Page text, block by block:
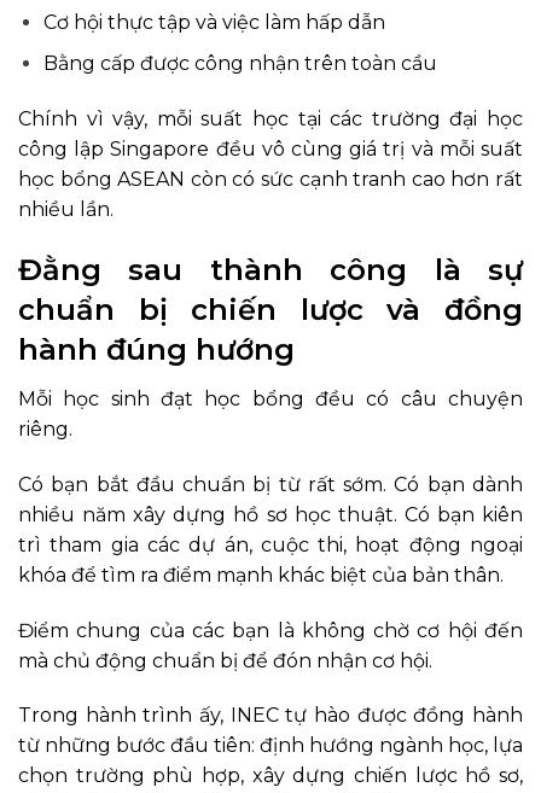
Cơ hội thực tập và việc làm hấp dẫn
Bằng cấp được công nhận trên toàn cầu
Chính vì vậy, mỗi suất học tại các trường đại học
công lập Singapore đều vô cùng giá trị và mỗi suất
học bổng ASEAN còn có sức cạnh tranh cao hơn rất
nhiều lần.
Đằng sau thành công là sự
chuẩn bị chiến lược và đồng
hành đúng hướng
Mỗi học sinh đạt học bổng đều có câu chuyện
riêng.
Có bạn bắt đầu chuẩn bị từ rất sớm. Có bạn dành
nhiều năm xây dựng hồ sơ học thuật. Có bạn kiên
trì tham gia các dự án, cuộc thi, hoạt động ngoại
khóa để tìm ra điểm mạnh khác biệt của bản thân.
Điểm chung của các bạn là không chờ cơ hội đến
mà chủ động chuẩn bị để đón nhận cơ hội.
Trong hành trình ấy, INEC tự hào được đồng hành
từ những bước đầu tiên: định hướng ngành học, lựa
chọn trường phù hợp, xây dựng chiến lược hồ sơ,